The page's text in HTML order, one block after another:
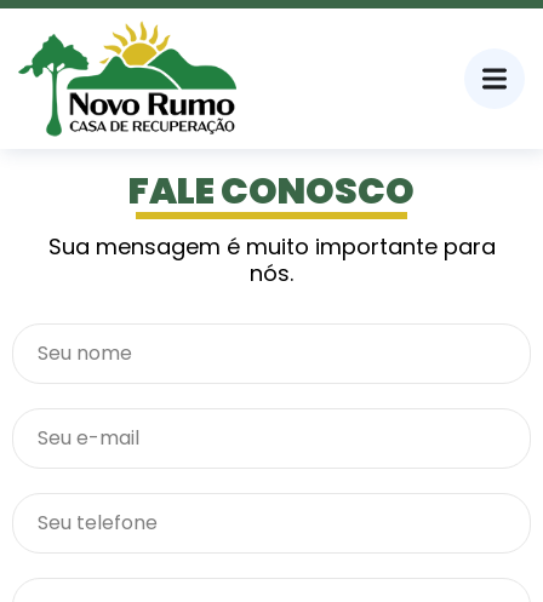
FALE CONOSCO
Sua mensagem é muito importante para
nós.